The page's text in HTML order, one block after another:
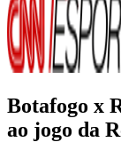
Botafogo x
ao jogo da